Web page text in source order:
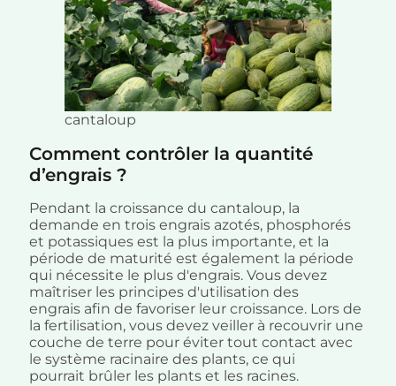
cantaloup
Comment contrôler la quantité
d’engrais ?
Pendant la croissance du cantaloup, la
demande en trois engrais azotés, phosphorés
et potassiques est la plus importante, et la
période de maturité est également la période
qui nécessite le plus d'engrais. Vous devez
maîtriser les principes d'utilisation des
engrais afin de favoriser leur croissance. Lors de
la fertilisation, vous devez veiller à recouvrir une
couche de terre pour éviter tout contact avec
le système racinaire des plants, ce qui
pourrait brûler les plants et les racines.